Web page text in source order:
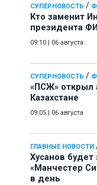
СУПЕРНОВОСТЬ /
Кто заменит
президента
09:10 06 августа
СУПЕРНОВОСТЬ /
«ПСЖ» открыл
Казахстане
09:05 06 августа
ГЛАВНЫЕ НОВОСТИ
Хусанов будет
«Манчестер
в день